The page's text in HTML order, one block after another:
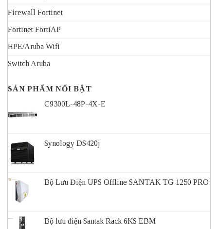
Firewall Fortinet
Fortinet FortiAP
HPE/Aruba Wifi
Switch Aruba
SẢN PHẨM NỔI BẬT
C9300L-48P-4X-E
Synology DS420j
Bộ Lưu Điện UPS Offline SANTAK TG 1250 PRO
Bộ lưu điện Santak Rack 6KS EBM